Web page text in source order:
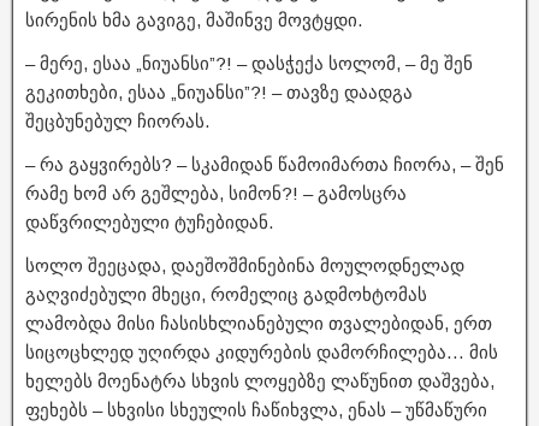
სირენის ხმა გავიგე, მაშინვე მოვტყდი.
– მერე, ესაა „ნიუანსი”?! – დასჭექა სოლომ, – მე შენ
გეკითხები, ესაა „ნიუანსი”?! – თავზე დაადგა
შეცბუნებულ ჩიორას.
– რა გაყვირებს? – სკამიდან წამოიმართა ჩიორა, – შენ
რამე ხომ არ გეშლება, სიმონ?! – გამოსცრა
დაწვრილებული ტუჩებიდან.
სოლო შეეცადა, დაეშოშმინებინა მოულოდნელად
გაღვიძებული მხეცი, რომელიც გადმოხტომას
ლამობდა მისი ჩასისხლიანებული თვალებიდან, ერთ
სიცოცხლედ უღირდა კიდურების დამორჩილება… მის
ხელებს მოენატრა სხვის ლოყებზე ლაწუნით დაშვება,
ფეხებს – სხვისი სხეულის ჩაწიხვლა, ენას – უწმაწური